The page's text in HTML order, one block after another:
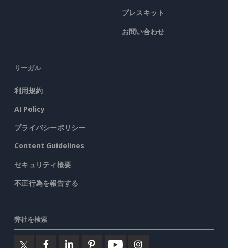
プレスキット
お問い合わせ
リーガル
利用規約
AI Policy
プライバシーポリシー
Content Guidelines
セキュリティ概要
不正行為を報告する
弊社を検索